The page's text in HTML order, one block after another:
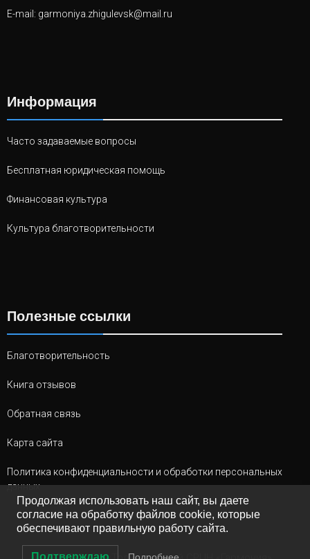
E-mail: garmoniya.zhigulevsk@mail.ru
Информация
Часто задаваемые вопросы
Бесплатная юридическая помощь
Финансовая культура
Культура благотворительности
Полезные ссылки
Благотворительность
Книга отзывов
Обратная связь
Карта сайта
Политика конфиденциальности и обработки персональных
данных
Продолжая использовать наш сайт, вы даете
согласие на обработку файлов cookie, которые
обеспечивают правильную работу сайта.
Подтверждаю